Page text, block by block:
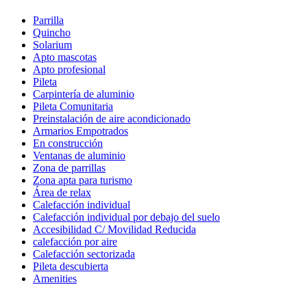
Parrilla
Quincho
Solarium
Apto mascotas
Apto profesional
Pileta
Carpintería de aluminio
Pileta Comunitaria
Preinstalación de aire acondicionado
Armarios Empotrados
En construcción
Ventanas de aluminio
Zona de parrillas
Zona apta para turismo
Área de relax
Calefacción individual
Calefacción individual por debajo del suelo
Accesibilidad C/ Movilidad Reducida
calefacción por aire
Calefacción sectorizada
Pileta descubierta
Amenities